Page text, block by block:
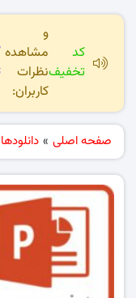
کد
تخفیف
و
مشاهده
نظرات
کاربران:
صفحه اصلی » دانلودها